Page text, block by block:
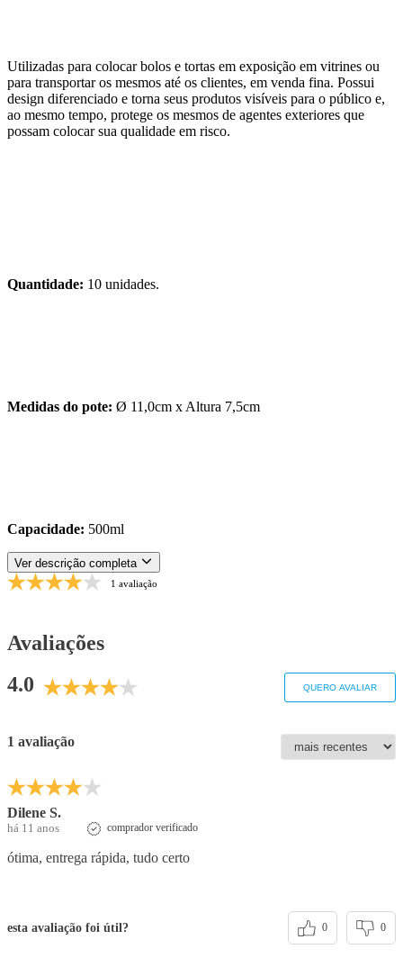
Utilizadas para colocar bolos e tortas em exposição em vitrines ou
para transportar os mesmos até os clientes, em venda fina. Possui
design diferenciado e torna seus produtos visíveis para o público e,
ao mesmo tempo, protege os mesmos de agentes exteriores que
possam colocar sua qualidade em risco.
Quantidade: 10 unidades.
Medidas do pote: Ø 11,0cm x Altura 7,5cm
Capacidade: 500ml
Ver descrição completa
1 avaliação
Avaliações
4.0
QUERO AVALIAR
1 avaliação
Dilene S.
há 11 anos comprador verificado
ótima, entrega rápida, tudo certo
esta avaliação foi útil? 0 0